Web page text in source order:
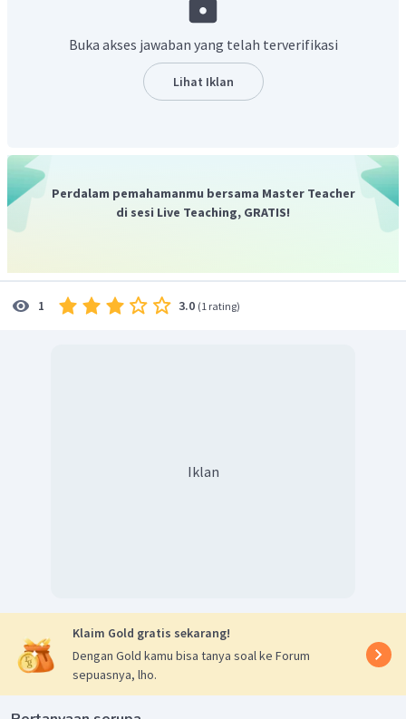
Jadi, jawaban yang tepat adalah B
Buka akses jawaban yang telah terverifikasi
Lihat Iklan
Perdalam pemahamanmu bersama Master Teacher
di sesi Live Teaching, GRATIS!
1 3.0 (1 rating)
Iklan
Klaim Gold gratis sekarang!
Dengan Gold kamu bisa tanya soal ke Forum
sepuasnya, lho.